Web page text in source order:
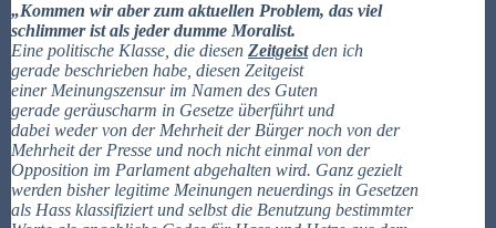
„Kommen wir aber zum aktuellen Problem, das viel
schlimmer ist als jeder dumme Moralist.
Eine politische Klasse, die diesen Zeitgeistden ich
gerade beschrieben habe, diesen Zeitgeist
einer Meinungszensur im Namen des Guten
gerade geräuscharm in Gesetze überführt und
dabei weder von der Mehrheit der Bürger noch von der
Mehrheit der Presse und noch nicht einmal von der
Opposition im Parlament abgehalten wird. Ganz gezielt
werden bisher legitime Meinungen neuerdings in Gesetzen
als Hass klassifiziert und selbst die Benutzung bestimmter